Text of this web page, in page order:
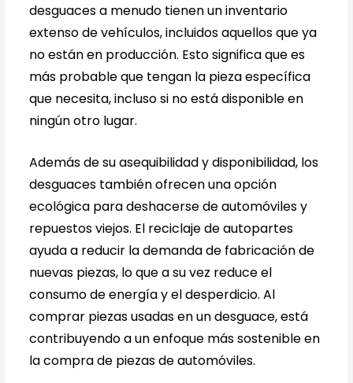
desguaces a menudo tienen un inventario
extenso de vehículos, incluidos aquellos que ya
no están en producción. Esto significa que es
más probable que tengan la pieza específica
que necesita, incluso si no está disponible en
ningún otro lugar.
Además de su asequibilidad y disponibilidad, los
desguaces también ofrecen una opción
ecológica para deshacerse de automóviles y
repuestos viejos. El reciclaje de autopartes
ayuda a reducir la demanda de fabricación de
nuevas piezas, lo que a su vez reduce el
consumo de energía y el desperdicio. Al
comprar piezas usadas en un desguace, está
contribuyendo a un enfoque más sostenible en
la compra de piezas de automóviles.